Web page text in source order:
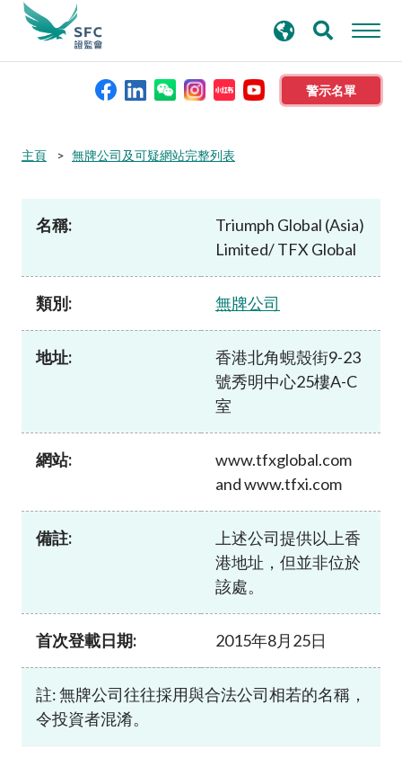
警示名單
本會簡介
資料庫
新聞稿及公布
尋
主頁 無牌公司及可疑網站完整列表
名稱:
Triumph Global (Asia)
Limited/ TFX Global
類別: 無牌公司
地址:
香港北角蜆殼街9-23
號秀明中心25樓A-C
室
網站:
www.tfxglobal.com
and www.tfxi.com
備註:
上述公司提供以上香
港地址，但並非位於
該處。
首次登載日期: 2015年8月25日
註: 無牌公司往往採用與合法公司相若的名稱，
令投資者混淆。